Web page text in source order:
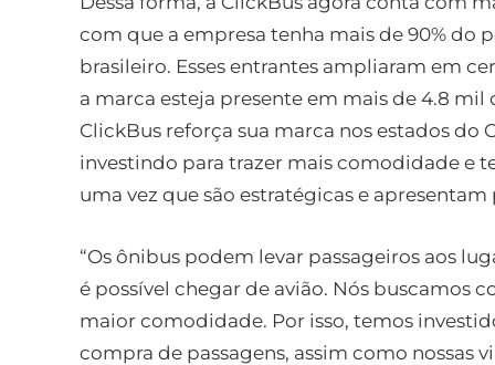
com que a empresa tenha mais de 90%
brasileiro. Esses entrantes ampliaram em
a marca esteja presente em mais de 4.8 mil
ClickBus reforça sua marca nos estados do
investindo para trazer mais comodidade e
uma vez que são estratégicas e
“Os ônibus podem levar passageiros aos
é possível chegar de avião. Nós buscamos
maior comodidade. Por isso, temos
compra de passagens, assim como nossas